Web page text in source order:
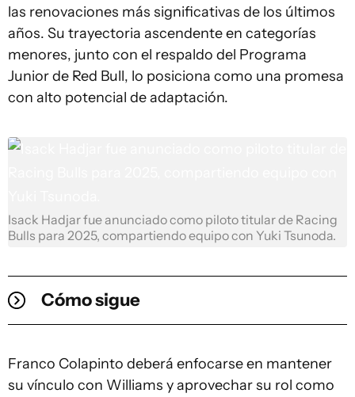
las renovaciones más significativas de los últimos
años. Su trayectoria ascendente en categorías
menores, junto con el respaldo del Programa
Junior de Red Bull, lo posiciona como una promesa
con alto potencial de adaptación.
Isack Hadjar fue anunciado como piloto titular de Racing
Bulls para 2025, compartiendo equipo con Yuki Tsunoda.
Cómo sigue
Franco Colapinto deberá enfocarse en mantener
su vínculo con Williams y aprovechar su rol como